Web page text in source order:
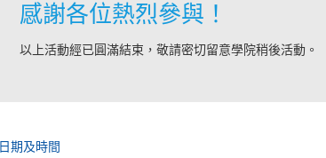
感謝各位熱烈參與！
以上活動經已圓滿結束，敬請密切留意學院稍後活動。
日期及時間